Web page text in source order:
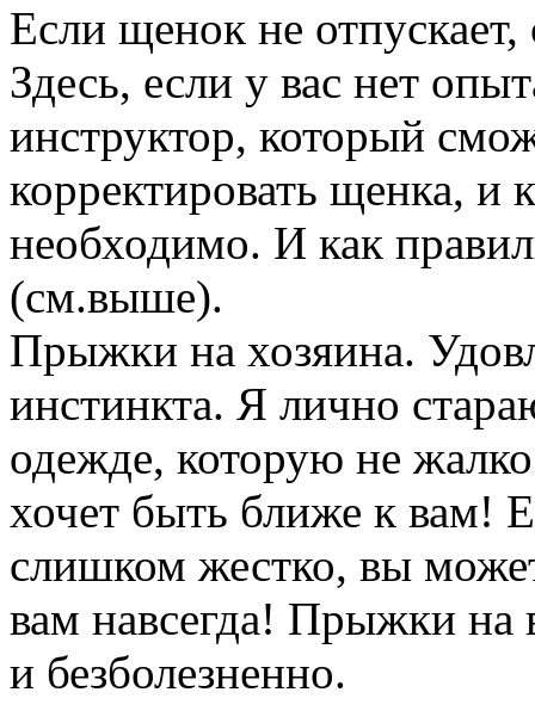
Если щенок не отпускает,
Здесь, если у вас нет
инструктор, который
корректировать щенка, и
необходимо. И как
(см.выше).
Прыжки на хозяина.
инстинкта. Я лично
одежде, которую не
хочет быть ближе к вам!
слишком жестко, вы
вам навсегда! Прыжки на
и безболезненно.